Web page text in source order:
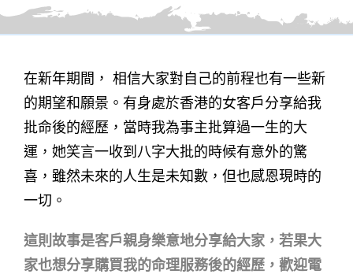
在新年期間， 相信大家對自己的前程也有一些新
的期望和願景。有身處於香港的女客戶分享給我
批命後的經歷，當時我為事主批算過一生的大
運，她笑言一收到八字大批的時候有意外的驚
喜，雖然未來的人生是未知數，但也感恩現時的
一切。
這則故事是客戶親身樂意地分享給大家，若果大
家也想分享購買我的命理服務後的經歷，歡迎電